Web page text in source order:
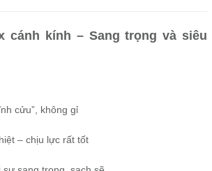
cánh kính – Sang trọng và siêu
cửu”, không gỉ
– chịu lực rất tốt